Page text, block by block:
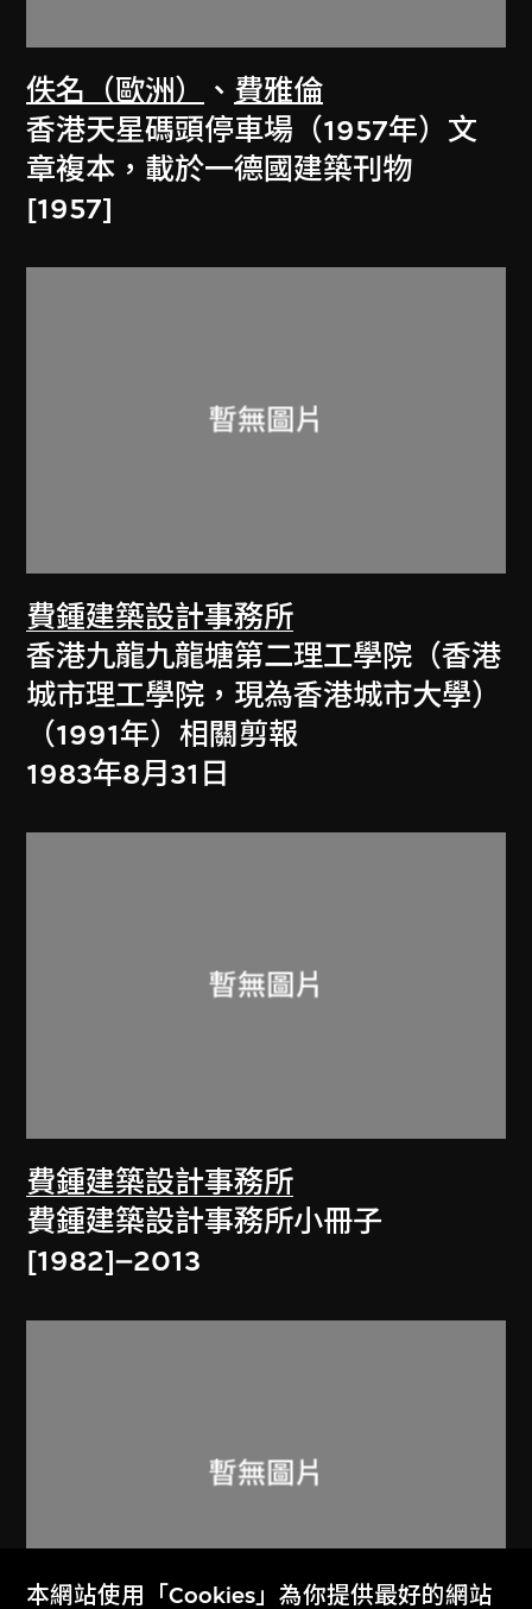
佚名（歐洲） 、 費雅倫
香港天星碼頭停車場（1957年）文
章複本，載於一德國建築刊物
[1957]
費鍾建築設計事務所
香港九龍九龍塘第二理工學院（香港
城市理工學院，現為香港城市大學）
（1991年）相關剪報
1983年8月31日
費鍾建築設計事務所
費鍾建築設計事務所小冊子
[1982]–2013
本網站使用「Cookies」為你提供最好的網站